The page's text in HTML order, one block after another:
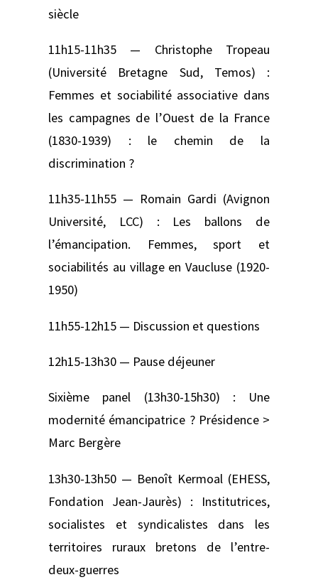
siècle
11h15-11h35 — Christophe Tropeau
(Université Bretagne Sud, Temos) :
Femmes et sociabilité associative dans
les campagnes de l’Ouest de la France
(1830-1939) : le chemin de la
discrimination ?
11h35-11h55 — Romain Gardi (Avignon
Université, LCC) : Les ballons de
l’émancipation. Femmes, sport et
sociabilités au village en Vaucluse (1920-
1950)
11h55-12h15 — Discussion et questions
12h15-13h30 — Pause déjeuner
Sixième panel (13h30-15h30) : Une
modernité émancipatrice ? Présidence >
Marc Bergère
13h30-13h50 — Benoît Kermoal (EHESS,
Fondation Jean-Jaurès) : Institutrices,
socialistes et syndicalistes dans les
territoires ruraux bretons de l’entre-
deux-guerres